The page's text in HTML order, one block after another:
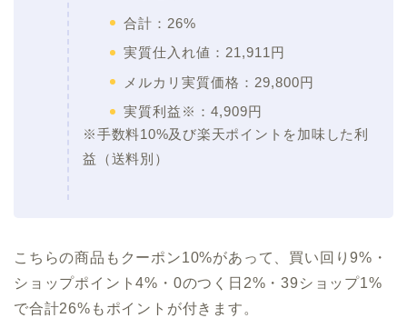
合計：26%
実質仕入れ値：21,911円
メルカリ実質価格：29,800円
実質利益※：4,909円
※手数料10%及び楽天ポイントを加味した利
益（送料別）
こちらの商品もクーポン10%があって、買い回り9%・
ショップポイント4%・0のつく日2%・39ショップ1%
で合計26%もポイントが付きます。